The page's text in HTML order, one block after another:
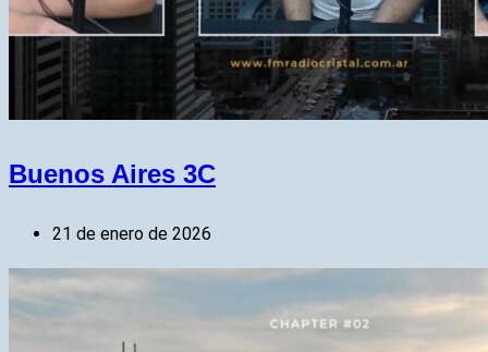
Buenos Aires 3C
21 de enero de 2026